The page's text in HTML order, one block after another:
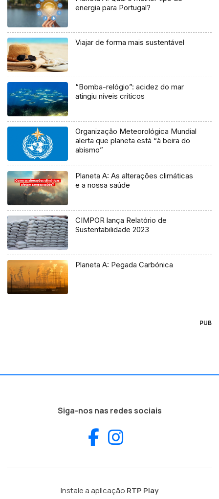
energia para Portugal?
Viajar de forma mais sustentável
“Bomba-relógio”: acidez do mar
atingiu níveis críticos
Organização Meteorológica Mundial
alerta que planeta está “à beira do
abismo”
Planeta A: As alterações climáticas
e a nossa saúde
CIMPOR lança Relatório de
Sustentabilidade 2023
Planeta A: Pegada Carbónica
PUB
Siga-nos nas redes sociais
Facebook
Instale a aplicação RTP Play